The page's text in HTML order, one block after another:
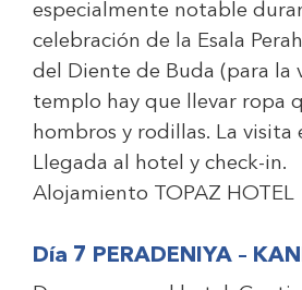
especialmente notable
celebración de la Esala
del Diente de Buda (para la
templo hay que llevar ropa
hombros y rodillas. La visita
Llegada al hotel y check-in.
Alojamiento TOPAZ HOTEL
Día 7 PERADENIYA –